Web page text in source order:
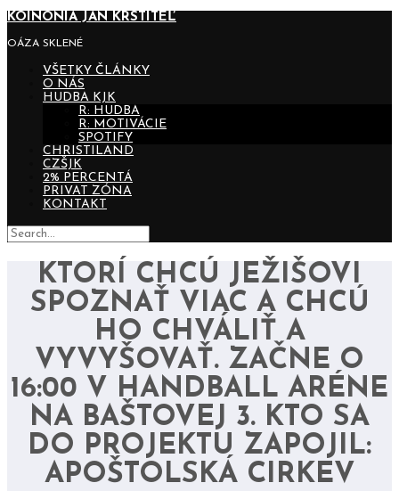
KOINONIA JÁN KRSTITEĽ
OÁZA SKLENÉ
VŠETKY ČLÁNKY
O NÁS
HUDBA KJK
R: HUDBA
R: MOTIVÁCIE
SPOTIFY
CHRISTILAND
CZŠJK
2% PERCENTÁ
PRIVAT ZÓNA
KONTAKT
KTORÍ CHCÚ JEŽIŠOVI
SPOZNAŤ VIAC A CHCÚ
HO CHVÁLIŤ A
VYVYŠOVAŤ. ZAČNE O
16:00 V HANDBALL ARÉNE
NA BAŠTOVEJ 3. KTO SA
DO PROJEKTU ZAPOJIL:
APOŠTOLSKÁ CIRKEV